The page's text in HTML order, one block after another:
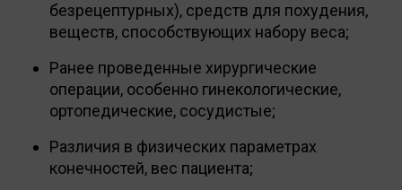
безрецептурных), средств для похудения,
веществ, способствующих набору веса;
Ранее проведенные хирургические
операции, особенно гинекологические,
ортопедические, сосудистые;
Различия в физических параметрах
конечностей, вес пациента;